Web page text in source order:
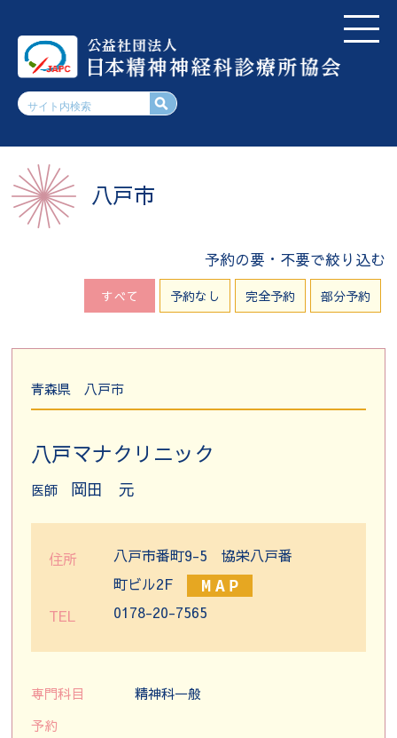
八戸市
予約の要・不要で絞り込む
すべて 予約なし 完全予約 部分予約
青森県 八戸市
八戸マナクリニック
医師 岡田 元
住所
八戸市番町9-5 協栄八戸番
町ビル2F
TEL
0178-20-7565
専門科目
精神科一般
予約